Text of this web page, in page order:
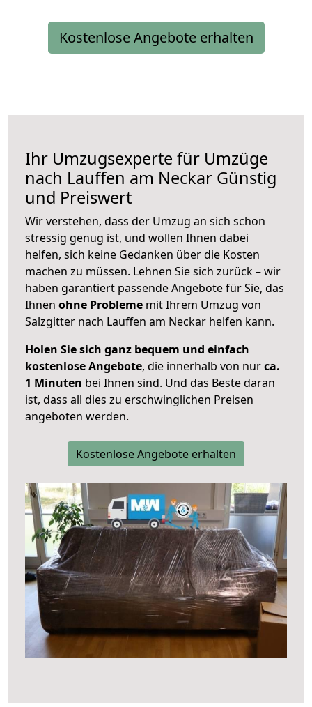
Kostenlose Angebote erhalten
Ihr Umzugsexperte für Umzüge
nach Lauffen am Neckar Günstig
und Preiswert
Wir verstehen, dass der Umzug an sich schon
stressig genug ist, und wollen Ihnen dabei
helfen, sich keine Gedanken über die Kosten
machen zu müssen. Lehnen Sie sich zurück – wir
haben garantiert passende Angebote für Sie, das
Ihnen ohne Probleme mit Ihrem Umzug von
Salzgitter nach Lauffen am Neckar helfen kann.
Holen Sie sich ganz bequem und einfach
kostenlose Angebote, die innerhalb von nurca.
1 Minuten bei Ihnen sind. Und das Beste daran
ist, dass all dies zu erschwinglichen Preisen
angeboten werden.
Kostenlose Angebote erhalten